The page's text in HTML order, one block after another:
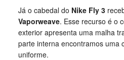
Já o cabedal do Nike Fly 3
Vaporweave. Esse recurso é o
exterior apresenta uma malha
parte interna encontramos uma
uniforme.